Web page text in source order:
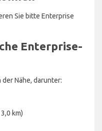
Sie bitte Enterprise
Enterprise-
Nähe, darunter:
km)